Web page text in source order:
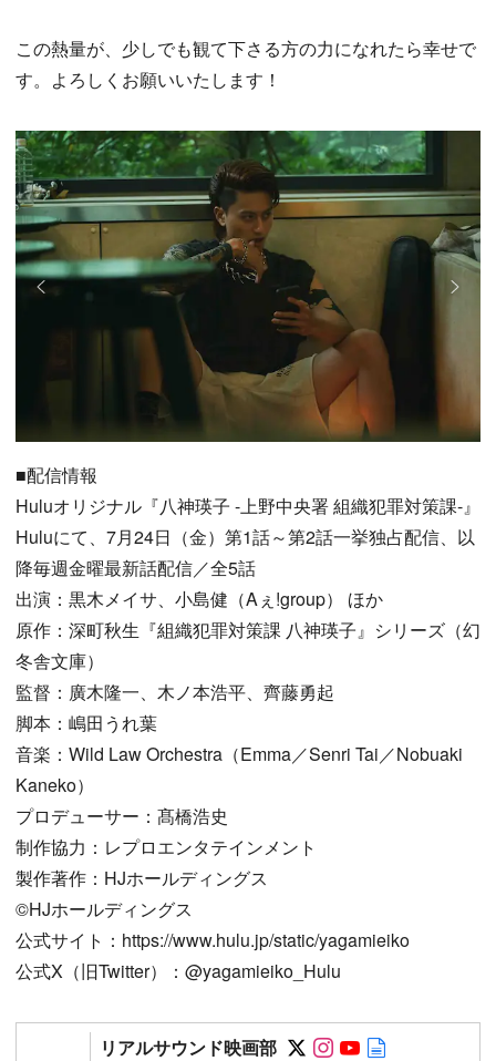
この熱量が、少しでも観て下さる方の力になれたら幸せで
す。よろしくお願いいたします！
■配信情報
Huluオリジナル『八神瑛子 -上野中央署 組織犯罪対策課-』
Huluにて、7月24日（金）第1話～第2話一挙独占配信、以
降毎週金曜最新話配信／全5話
出演：黒木メイサ、小島健（Aぇ!group） ほか
原作：深町秋生『組織犯罪対策課 八神瑛子』シリーズ（幻
冬舎文庫）
監督：廣木隆一、木ノ本浩平、齊藤勇起
脚本：嶋田うれ葉
音楽：Wild Law Orchestra（Emma／Senri Tai／Nobuaki
Kaneko）
プロデューサー：髙橋浩史
制作協力：レプロエンタテインメント
製作著作：HJホールディングス
©HJホールディングス
公式サイト：https://www.hulu.jp/static/yagamieiko
公式X（旧Twitter）：@yagamieiko_Hulu
リアルサウンド映画部 Follow on SNS
Follow on SNS
Follow on